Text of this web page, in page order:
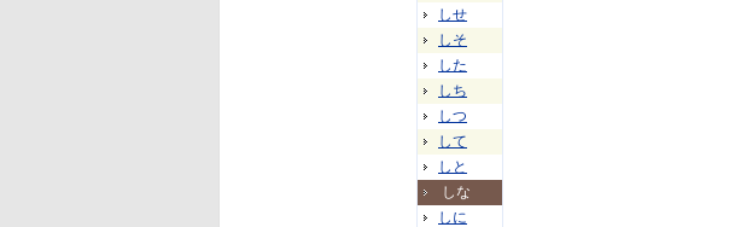
しせ
しそ
した
しち
しつ
して
しと
しな
しに